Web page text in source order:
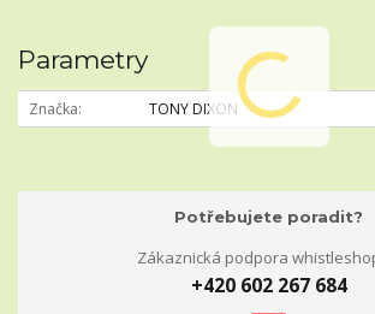
Parametry
Značka TONY DIXON
Potřebujete poradit?
Zákaznická podpora
+420 602 267 684